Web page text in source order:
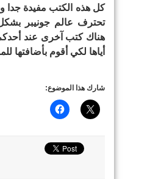
كل هذه الكتب مفيدة
تحترف عالم جونيبر
هناك كتب آخرى عند
أياها لكي أقوم بأضافتها
شارك هذا الموضوع: